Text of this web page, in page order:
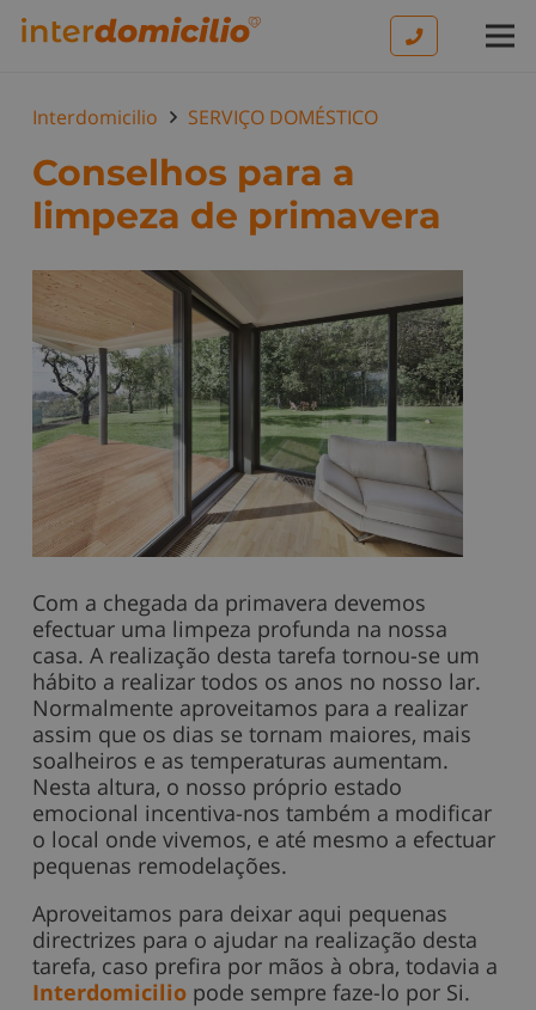
Interdomicilio SERVIÇO DOMÉSTICO
Conselhos para a
limpeza de primavera
Com a chegada da primavera devemos
efectuar uma limpeza profunda na nossa
casa. A realização desta tarefa tornou-se um
hábito a realizar todos os anos no nosso lar.
Normalmente aproveitamos para a realizar
assim que os dias se tornam maiores, mais
soalheiros e as temperaturas aumentam.
Nesta altura, o nosso próprio estado
emocional incentiva-nos também a modificar
o local onde vivemos, e até mesmo a efectuar
pequenas remodelações.
Aproveitamos para deixar aqui pequenas
directrizes para o ajudar na realização desta
tarefa, caso prefira por mãos à obra, todavia a
Interdomicilio pode sempre faze-lo por Si.